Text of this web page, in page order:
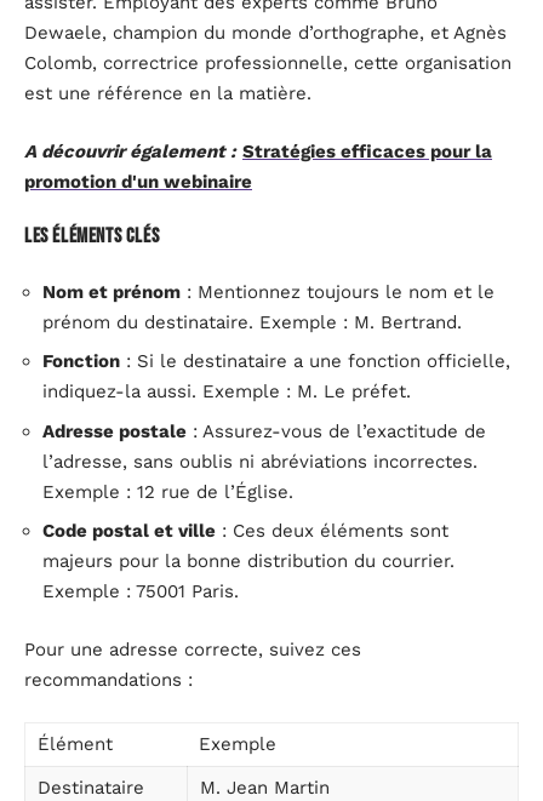
Dewaele, champion du monde d’orthographe, et Agnès
Colomb, correctrice professionnelle, cette organisation
est une référence en la matière.
A découvrir également : Stratégies efficaces pour la
promotion d'un webinaire
Les éléments clés
Nom et prénom : Mentionnez toujours le nom et le
prénom du destinataire. Exemple : M. Bertrand.
Fonction : Si le destinataire a une fonction officielle,
indiquez-la aussi. Exemple : M. Le préfet.
Adresse postale : Assurez-vous de l’exactitude de
l’adresse, sans oublis ni abréviations incorrectes.
Exemple : 12 rue de l’Église.
Code postal et ville : Ces deux éléments sont
majeurs pour la bonne distribution du courrier.
Exemple : 75001 Paris.
Pour une adresse correcte, suivez ces
recommandations :
Élément
Exemple
Destinataire
M. Jean Martin